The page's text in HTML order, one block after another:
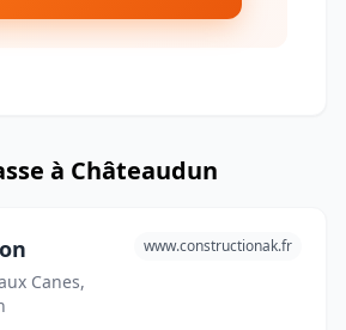
à Châteaudun
Canes,
www.constructionak.fr